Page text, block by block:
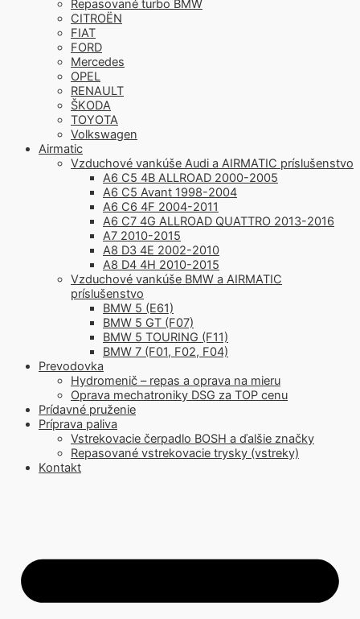
Repasované turbo BMW
CITROËN
FIAT
FORD
Mercedes
OPEL
RENAULT
ŠKODA
TOYOTA
Volkswagen
Airmatic
Vzduchové vankúše Audi a AIRMATIC príslušenstvo
A6 C5 4B ALLROAD 2000-2005
A6 C5 Avant 1998-2004
A6 C6 4F 2004-2011
A6 C7 4G ALLROAD QUATTRO 2013-2016
A7 2010-2015
A8 D3 4E 2002-2010
A8 D4 4H 2010-2015
Vzduchové vankúše BMW a AIRMATIC
príslušenstvo
BMW 5 (E61)
BMW 5 GT (F07)
BMW 5 TOURING (F11)
BMW 7 (F01, F02, F04)
Prevodovka
Hydromenič – repas a oprava na mieru
Oprava mechatroniky DSG za TOP cenu
Prídavné pruženie
Príprava paliva
Vstrekovacie čerpadlo BOSH a ďalšie značky
Repasované vstrekovacie trysky (vstreky)
Kontakt